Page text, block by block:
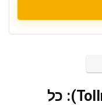
טולמנ'ס דוט (Tollman's Dot): כל